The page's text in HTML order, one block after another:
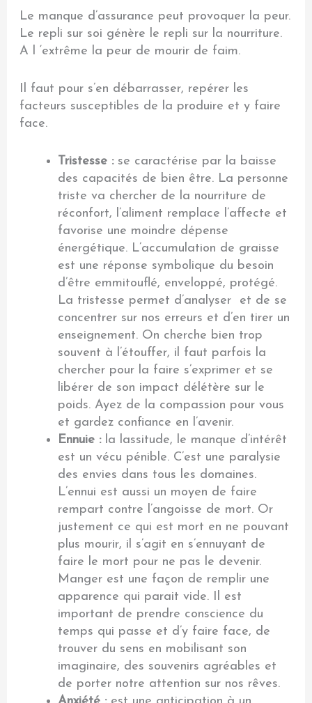
Le manque d’assurance peut provoquer la peur.
Le repli sur soi génère le repli sur la nourriture.
A l ‘extrême la peur de mourir de faim.
Il faut pour s’en débarrasser, repérer les
facteurs susceptibles de la produire et y faire
face.
Tristesse :se caractérise par la baisse
des capacités de bien être. La personne
triste va chercher de la nourriture de
réconfort, l’aliment remplace l’affecte et
favorise une moindre dépense
énergétique. L’accumulation de graisse
est une réponse symbolique du besoin
d’être emmitouflé, enveloppé, protégé.
La tristesse permet d’analyser et de se
concentrer sur nos erreurs et d’en tirer un
enseignement. On cherche bien trop
souvent à l’étouffer, il faut parfois la
chercher pour la faire s’exprimer et se
libérer de son impact délétère sur le
poids. Ayez de la compassion pour vous
et gardez confiance en l’avenir.
Ennuie :la lassitude, le manque d’intérêt
est un vécu pénible. C’est une paralysie
des envies dans tous les domaines.
L’ennui est aussi un moyen de faire
rempart contre l’angoisse de mort. Or
justement ce qui est mort en ne pouvant
plus mourir, il s’agit en s’ennuyant de
faire le mort pour ne pas le devenir.
Manger est une façon de remplir une
apparence qui parait vide. Il est
important de prendre conscience du
temps qui passe et d’y faire face, de
trouver du sens en mobilisant son
imaginaire, des souvenirs agréables et
de porter notre attention sur nos rêves.